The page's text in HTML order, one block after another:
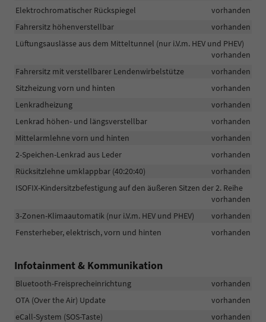
Elektrochromatischer Rückspiegel
vorhanden
Fahrersitz höhenverstellbar
vorhanden
Lüftungsauslässe aus dem Mitteltunnel (nur i.V.m. HEV und PHEV)
vorhanden
Fahrersitz mit verstellbarer Lendenwirbelstütze
vorhanden
Sitzheizung vorn und hinten
vorhanden
Lenkradheizung
vorhanden
Lenkrad höhen- und längsverstellbar
vorhanden
Mittelarmlehne vorn und hinten
vorhanden
2-Speichen-Lenkrad aus Leder
vorhanden
Rücksitzlehne umklappbar (40:20:40)
vorhanden
ISOFIX-Kindersitzbefestigung auf den äußeren Sitzen der 2. Reihe
vorhanden
3-Zonen-Klimaautomatik (nur i.V.m. HEV und PHEV)
vorhanden
Fensterheber, elektrisch, vorn und hinten
vorhanden
Infotainment & Kommunikation
Bluetooth-Freisprecheinrichtung
vorhanden
OTA (Over the Air) Update
vorhanden
eCall-System (SOS-Taste)
vorhanden